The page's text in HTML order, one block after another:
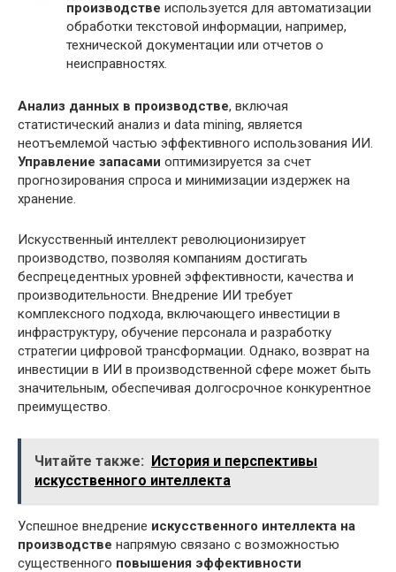
производстве используется для автоматизации
обработки текстовой информации, например,
технической документации или отчетов о
неисправностях.
Анализ данных в производстве, включая
статистический анализ и data mining, является
неотъемлемой частью эффективного использования ИИ.
Управление запасами оптимизируется за счет
прогнозирования спроса и минимизации издержек на
хранение.
Искусственный интеллект революционизирует
производство, позволяя компаниям достигать
беспрецедентных уровней эффективности, качества и
производительности. Внедрение ИИ требует
комплексного подхода, включающего инвестиции в
инфраструктуру, обучение персонала и разработку
стратегии цифровой трансформации. Однако, возврат на
инвестиции в ИИ в производственной сфере может быть
значительным, обеспечивая долгосрочное конкурентное
преимущество.
Читайте также: История и перспективы
искусственного интеллекта
Успешное внедрение искусственного интеллекта на
производстве напрямую связано с возможностью
существенного повышения эффективности